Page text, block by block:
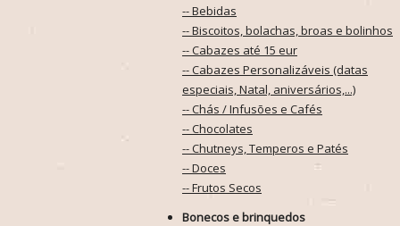
-- Bebidas
-- Biscoitos, bolachas, broas e bolinhos
-- Cabazes até 15 eur
-- Cabazes Personalizáveis (datas
especiais, Natal, aniversários,...)
-- Chás / Infusões e Cafés
-- Chocolates
-- Chutneys, Temperos e Patés
-- Doces
-- Frutos Secos
Bonecos e brinquedos